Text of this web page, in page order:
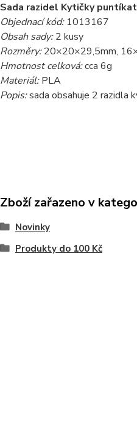
Sada razidel Kytičky
Objednací kód:1013167
Obsah sady:2 kusy
Rozměry:20×20×29,5mm,
Hmotnost celková:cca 6g
Materiál:PLA
Popis:sada obsahuje 2 razidla
Zboží zařazeno v
Novinky
Produkty do 100 Kč